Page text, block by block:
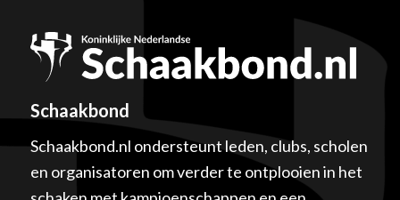
Schaakbond
Schaakbond.nl ondersteunt leden, clubs, scholen
en organisatoren om verder te ontplooien in het